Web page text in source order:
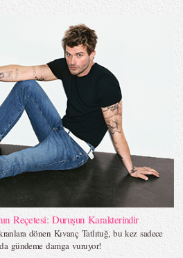
Reçetesi: Duruşun Karakterindir
dönen Kıvanç Tatlıtuğ, bu kez sadece
gündeme damga vuruyor!